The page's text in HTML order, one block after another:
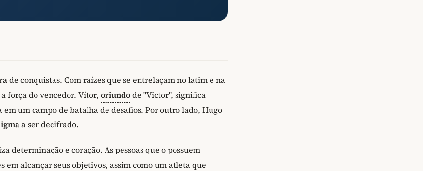
de conquistas. Com raízes que se entrelaçam no latim e na
força do vencedor. Vítor, oriundode "Victor", significa
um campo de batalha de desafios. Por outro lado, Hugo
a ser decifrado.
determinação e coração. As pessoas que o possuem
em alcançar seus objetivos, assim como um atleta que